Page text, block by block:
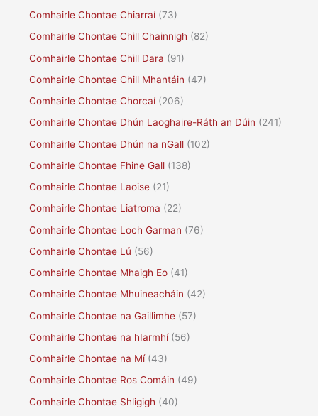
Comhairle Chontae Chiarraí(73)
Comhairle Chontae Chill Chainnigh (82)
Comhairle Chontae Chill Dara (91)
Comhairle Chontae Chill Mhantáin (47)
Comhairle Chontae Chorcaí(206)
Comhairle Chontae Dhún Laoghaire-Ráth an Dúin (241)
Comhairle Chontae Dhún na nGall (102)
Comhairle Chontae Fhine Gall (138)
Comhairle Chontae Laoise (21)
Comhairle Chontae Liatroma (22)
Comhairle Chontae Loch Garman (76)
Comhairle Chontae Lú (56)
Comhairle Chontae Mhaigh Eo (41)
Comhairle Chontae Mhuineacháin (42)
Comhairle Chontae na Gaillimhe (57)
Comhairle Chontae na hIarmhí(56)
Comhairle Chontae na Mí(43)
Comhairle Chontae Ros Comáin (49)
Comhairle Chontae Shligigh (40)